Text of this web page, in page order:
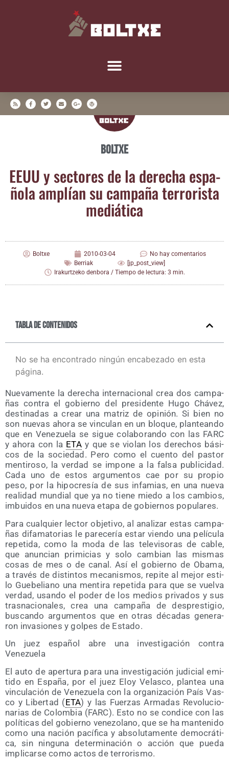
Boltxe
EEUU y sec­to­res de la dere­cha espa­
ño­la amplían su cam­pa­ña terro­ris­ta
mediática
Boltxe 2010-03-04
No hay comentarios
Berriak
[jp_post_view]
Irakurtzeko denbora / Tiempo de lectura: 3 min.
Tabla de contenidos
No se ha encontrado ningún encabezado en esta
página.
Nue­va­men­te la dere­cha inter­na­cio­nal crea dos cam­pa­
ñas con­tra el gobierno del pre­si­den­te Hugo Chá­vez,
des­ti­na­das a crear una matriz de opi­nión. Si bien no
son nue­vas aho­ra se vin­cu­lan en un blo­que, plan­tean­do
que en Vene­zue­la se sigue cola­bo­ran­do con las FARC
y aho­ra con la ETAy que se vio­lan los dere­chos bási­
cos de la socie­dad. Pero como el cuen­to del pas­tor
men­ti­ro­so, la ver­dad se impo­ne a la fal­sa publi­ci­dad.
Cada uno de estos argu­men­tos cae por su pro­pio
peso, por la hipo­cre­sía de sus infa­mias, en una nue­va
reali­dad mun­dial que ya no tie­ne mie­do a los cam­bios,
imbui­dos en una nue­va eta­pa de gobier­nos populares.
Para cual­quier lec­tor obje­ti­vo, al ana­li­zar estas cam­pa­
ñas difa­ma­to­rias le pare­ce­ría estar vien­do una pelí­cu­la
repe­ti­da, como la moda de las tele­vi­so­ras de cable,
que anun­cian pri­mi­cias y solo cam­bian las mis­mas
cosas de mes o de canal. Así el gobierno de Oba­ma,
a tra­vés de dis­tin­tos meca­nis­mos, repi­te al mejor esti­
lo Gue­be­liano una men­ti­ra repe­ti­da para que se vuel­va
ver­dad, usan­do el poder de los medios pri­va­dos y sus
tras­na­cio­na­les, crea una cam­pa­ña de des­pres­ti­gio,
bus­can­do argu­men­tos que en otras déca­das gene­ra­
ron inva­sio­nes y gol­pes de Estado.
Un juez espa­ñol abre una inves­ti­ga­ción con­tra
Venezuela
El auto de aper­tu­ra para una inves­ti­ga­ción judi­cial emi­
ti­do en Espa­ña, por el juez Eloy Velas­co, plan­tea una
vin­cu­la­ción de Vene­zue­la con la orga­ni­za­ción País Vas­
co y Liber­tad (ETA) y las Fuer­zas Arma­das Revo­lu­cio­
na­rias de Colom­bia (FARC). Esto no se con­di­ce con las
polí­ti­cas del gobierno vene­zo­lano, que se ha man­te­ni­do
como una nación pací­fi­ca y abso­lu­ta­men­te demo­crá­ti­
ca, sin nin­gu­na deter­mi­na­ción o acción que pue­da
impli­car­se como actos de terrorismo.